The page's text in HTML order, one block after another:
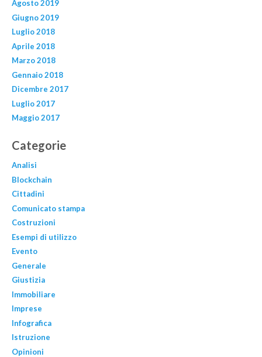
Agosto 2019
Giugno 2019
Luglio 2018
Aprile 2018
Marzo 2018
Gennaio 2018
Dicembre 2017
Luglio 2017
Maggio 2017
Categorie
Analisi
Blockchain
Cittadini
Comunicato stampa
Costruzioni
Esempi di utilizzo
Evento
Generale
Giustizia
Immobiliare
Imprese
Infografica
Istruzione
Opinioni